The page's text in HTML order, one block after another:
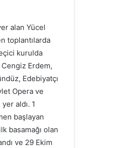
alan Yücel
toplantılarda
kurulda
Erdem,
Edebiyatçı
Opera ve
aldı. 1
başlayan
basamağı olan
ve 29 Ekim